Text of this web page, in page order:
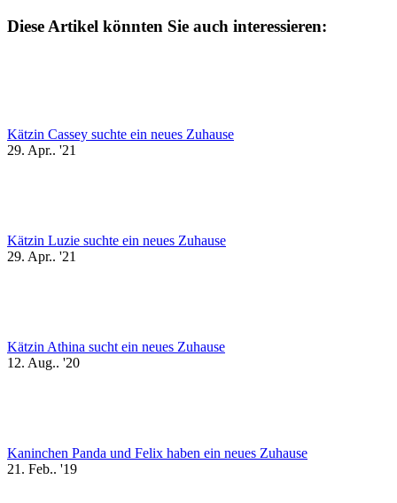
Diese Artikel könnten Sie auch interessieren:
Kätzin Cassey suchte ein neues Zuhause
29. Apr.. '21
Kätzin Luzie suchte ein neues Zuhause
29. Apr.. '21
Kätzin Athina sucht ein neues Zuhause
12. Aug.. '20
Kaninchen Panda und Felix haben ein neues Zuhause
21. Feb.. '19